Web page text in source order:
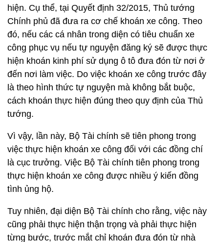
hiện. Cụ thể, tại Quyết định 32/2015, Thủ tướng
Chính phủ đã đưa ra cơ chế khoán xe công. Theo
đó, nếu các cá nhân trong diện có tiêu chuẩn xe
công phục vụ nếu tự nguyện đăng ký sẽ được thực
hiện khoán kinh phí sử dụng ô tô đưa đón từ nơi ở
đến nơi làm việc. Do việc khoán xe công trước đây
là theo hình thức tự nguyện mà không bắt buộc,
cách khoán thực hiện đúng theo quy định của Thủ
tướng.
Vì vậy, lần này, Bộ Tài chính sẽ tiên phong trong
việc thực hiện khoán xe công đối với các đồng chí
là cục trưởng. Việc Bộ Tài chính tiên phong trong
thực hiện khoán xe công được nhiều ý kiến đồng
tình ủng hộ.
Tuy nhiên, đại diện Bộ Tài chính cho rằng, việc này
cũng phải thực hiện thận trọng và phải thực hiện
từng bước, trước mắt chỉ khoán đưa đón từ nhà